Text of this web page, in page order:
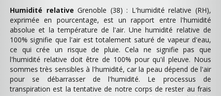
Humidité relative Grenoble (38) : L'humidité relative (RH),
exprimée en pourcentage, est un rapport entre l'humidité
absolue et la température de l'air. Une humidité relative de
100% signifie que l'air est totalement saturé de vapeur d'eau,
ce qui crée un risque de pluie. Cela ne signifie pas que
l'humidité relative doit être de 100% pour qu'il pleuve. Nous
sommes très sensibles à l'humidité, car la peau dépend de l'air
pour se débarrasser de l'humidité. Le processus de
transpiration est la tentative de notre corps de rester au frais